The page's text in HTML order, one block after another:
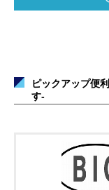
ピックアップ便
す-